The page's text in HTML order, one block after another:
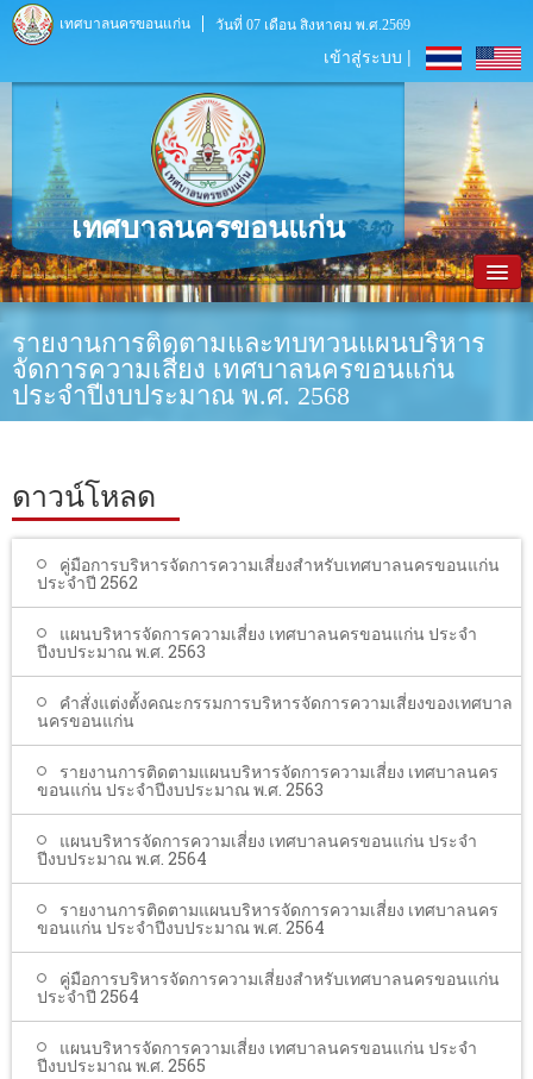
เทศบาลนครขอนแก่น วันที่ 07 เดือน สิงหาคม พ.ศ.2569
เข้าสู่ระบบ |
เทศบาลนครขอนแก่น
ข้อมูลพื้นฐาน
ประชาสัมพันธ์
โรงเรียนในสังกัด
ITA
ติดต่อเทศบาล
รายงานการติดตามและทบทวนแผนบริหาร
จัดการความเสี่ยง เทศบาลนครขอนแก่น
ประจำปีงบประมาณ พ.ศ. 2568
ดาวน์โหลด
คู่มือการบริหารจัดการความเสี่ยงสำหรับเทศบาลนครขอนแก่น
ประจำปี 2562
แผนบริหารจัดการความเสี่ยง เทศบาลนครขอนแก่น ประจำ
ปีงบประมาณ พ.ศ. 2563
คำสั่งแต่งตั้งคณะกรรมการบริหารจัดการความเสี่ยงของเทศบาล
นครขอนแก่น
รายงานการติดตามแผนบริหารจัดการความเสี่ยง เทศบาลนคร
ขอนแก่น ประจำปีงบประมาณ พ.ศ. 2563
แผนบริหารจัดการความเสี่ยง เทศบาลนครขอนแก่น ประจำ
ปีงบประมาณ พ.ศ. 2564
รายงานการติดตามแผนบริหารจัดการความเสี่ยง เทศบาลนคร
ขอนแก่น ประจำปีงบประมาณ พ.ศ. 2564
คู่มือการบริหารจัดการความเสี่ยงสำหรับเทศบาลนครขอนแก่น
ประจำปี 2564
แผนบริหารจัดการความเสี่ยง เทศบาลนครขอนแก่น ประจำ
ปีงบประมาณ พ.ศ. 2565